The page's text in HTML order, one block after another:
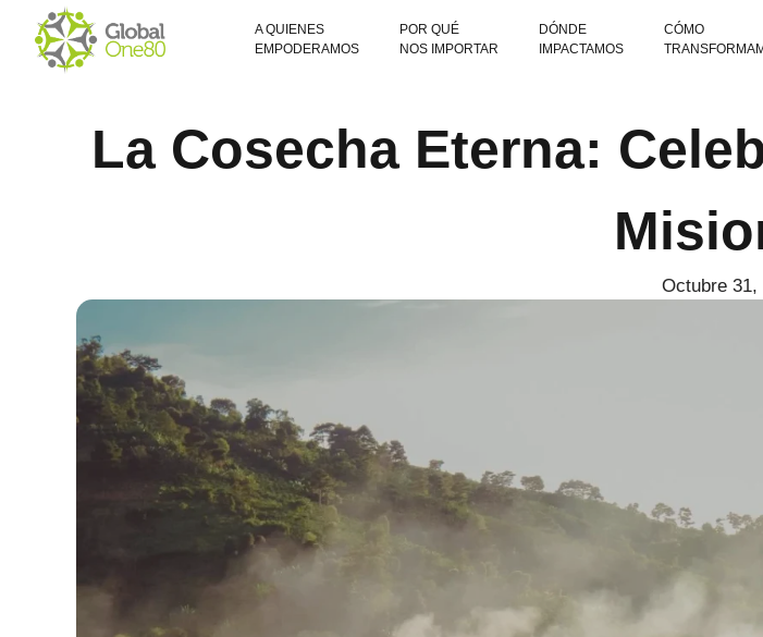
A QUIENES
EMPODERAMOS
POR QUÉ
NOS IMPORTAR
DÓNDE
IMPACTAMOS
CÓMO
La Cosecha Eterna:
Octubre 31,